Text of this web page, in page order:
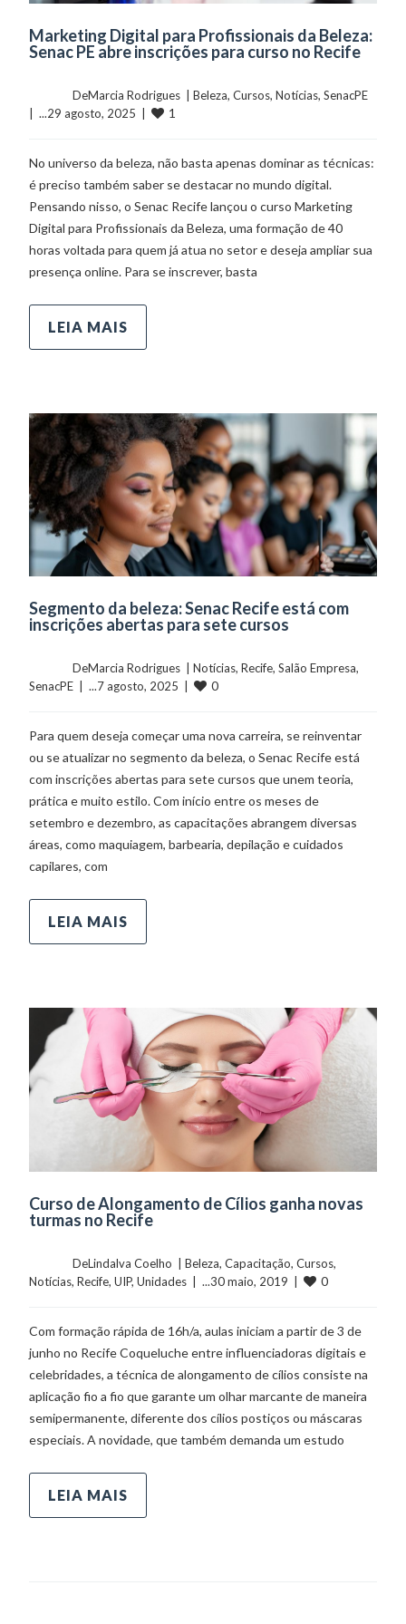
Marketing Digital para Profissionais da Beleza:
Senac PE abre inscrições para curso no Recife
	    	DeMarcia Rodrigues  |
Beleza, Cursos, Notícias, SenacPE
|  ...29 agosto, 2025  |
1
No universo da beleza, não basta apenas dominar as técnicas:
é preciso também saber se destacar no mundo digital.
Pensando nisso, o Senac Recife lançou o curso Marketing
Digital para Profissionais da Beleza, uma formação de 40
horas voltada para quem já atua no setor e deseja ampliar sua
presença online. Para se inscrever, basta
LEIA MAIS
Segmento da beleza: Senac Recife está com
inscrições abertas para sete cursos
	    	DeMarcia Rodrigues  |
Notícias, Recife, Salão Empresa
SenacPE
  |  ...7 agosto, 2025  |
0
Para quem deseja começar uma nova carreira, se reinventar
ou se atualizar no segmento da beleza, o Senac Recife está
com inscrições abertas para sete cursos que unem teoria,
prática e muito estilo. Com início entre os meses de
setembro e dezembro, as capacitações abrangem diversas
áreas, como maquiagem, barbearia, depilação e cuidados
capilares, com
LEIA MAIS
Curso de Alongamento de Cílios ganha novas
turmas no Recife
	    	DeLindalva Coelho  |
Beleza, Capacitação, Cursos
Notícias, Recife, UIP, Unidades
  |  ...30 maio, 2019  |
0
Com formação rápida de 16h/a, aulas iniciam a partir de 3 de
junho no Recife Coqueluche entre influenciadoras digitais e
celebridades, a técnica de alongamento de cílios consiste na
aplicação fio a fio que garante um olhar marcante de maneira
semipermanente, diferente dos cílios postiços ou máscaras
especiais. A novidade, que também demanda um estudo
LEIA MAIS